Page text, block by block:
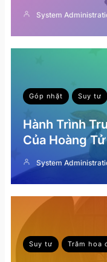
System
Góp nhặt Suy tư
Hành Trình
Của Hoàng
System
Suy tư Trăm hoa